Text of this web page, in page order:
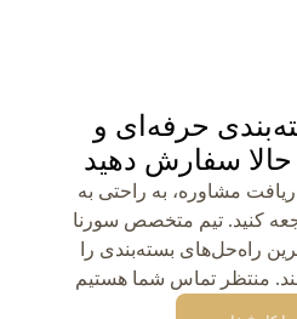
حرفه‌ای و
سفارش دهید
مشاوره، به راحتی به
کنید. تیم متخصص سورنا
راه‌حل‌های بسته‌بندی را
منتظر تماس شما هستیم